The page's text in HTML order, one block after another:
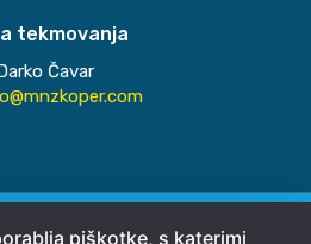
tekmovanja
Čavar
MNZ Koper
piškotke, s katerimi